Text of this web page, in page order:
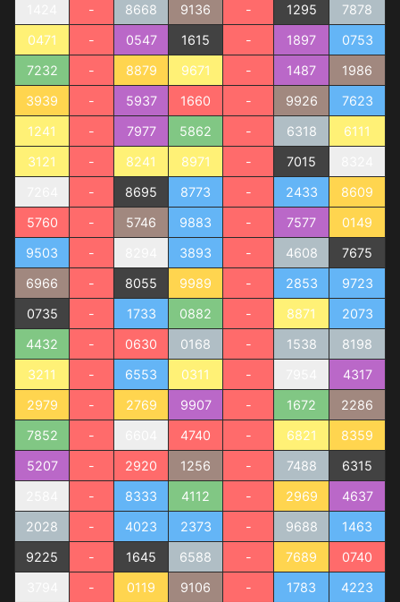
- 8668 9136 - 1295
7878
0471
- 0547 1615 - 1897
0753
7232
- 8879 9671 - 1487
1986
3939
- 5937 1660 - 9926
7623
1241
- 7977 5862 - 6318
6111
3121
- 8241 8971 - 7015
- 8695 8773 - 2433
8609
5760
- 5746 9883 - 7577
0149
9503
- 3893 - 4608
7675
6966
- 8055 9989 - 2853
9723
0735
- 1733 0882 - 8871
2073
4432
- 0630 0168 - 1538
8198
3211
- 6553 0311 -
4317
2979
- 2769 9907 - 1672
2286
7852
- 4740 - 6821
8359
5207
- 2920 1256 - 7488
6315
- 8333 4112 - 2969
4637
2028
- 4023 2373 - 9688
1463
9225
- 1645 6588 - 7689
0740
- 0119 9106 - 1783
4223